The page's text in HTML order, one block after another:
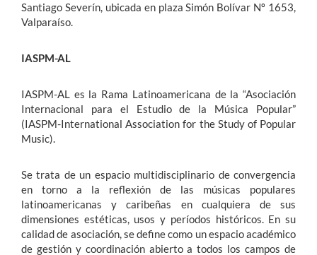
Santiago Severín, ubicada en plaza Simón Bolívar Nº 1653,
Valparaíso.
IASPM-AL
IASPM-AL es la Rama Latinoamericana de la “Asociación
Internacional para el Estudio de la Música Popular”
(IASPM-International Association for the Study of Popular
Music).
Se trata de un espacio multidisciplinario de convergencia
en torno a la reflexión de las músicas populares
latinoamericanas y caribeñas en cualquiera de sus
dimensiones estéticas, usos y períodos históricos. En su
calidad de asociación, se define como un espacio académico
de gestión y coordinación abierto a todos los campos de